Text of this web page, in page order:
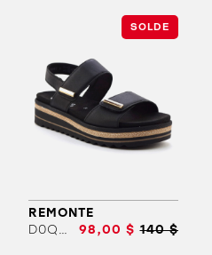
SOLDE
REMONTE
D0Q59
98,00 $ 140 $